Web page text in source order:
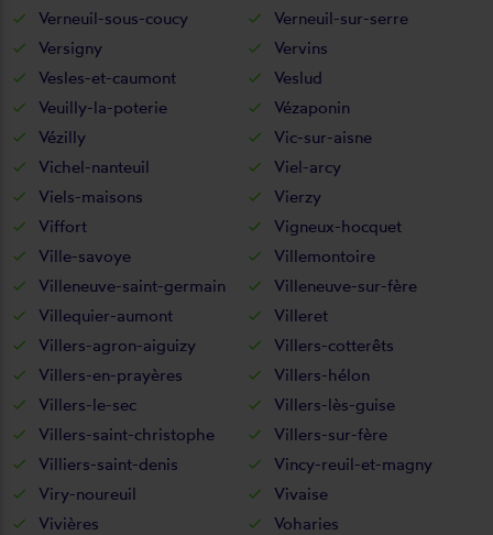
Verneuil-sous-coucy
Verneuil-sur-serre
Versigny
Vervins
Vesles-et-caumont
Veslud
Veuilly-la-poterie
Vézaponin
Vézilly
Vic-sur-aisne
Vichel-nanteuil
Viel-arcy
Viels-maisons
Vierzy
Viffort
Vigneux-hocquet
Ville-savoye
Villemontoire
Villeneuve-saint-germain
Villeneuve-sur-fère
Villequier-aumont
Villeret
Villers-agron-aiguizy
Villers-cotterêts
Villers-en-prayères
Villers-hélon
Villers-le-sec
Villers-lès-guise
Villers-saint-christophe
Villers-sur-fère
Villiers-saint-denis
Vincy-reuil-et-magny
Viry-noureuil
Vivaise
Vivières
Voharies